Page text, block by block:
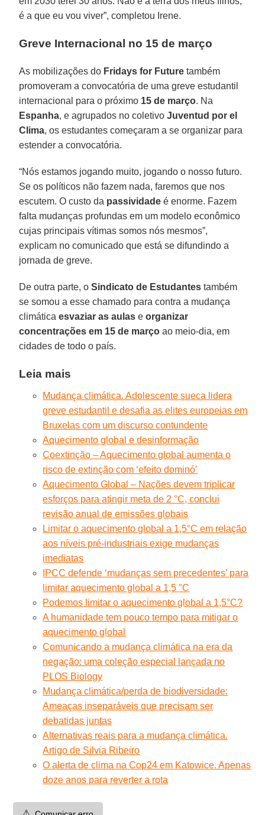
é a que eu vou viver”, completou Irene.
Greve Internacional no 15 de março
As mobilizações do Fridays for Future também
promoveram a convocatória de uma greve estudantil
internacional para o próximo 15 de março. Na
Espanha, e agrupados no coletivoJuventud por el
Clima, os estudantes começaram a se organizar para
estender a convocatória.
“Nós estamos jogando muito, jogando o nosso futuro.
Se os políticos não fazem nada, faremos que nos
escutem. O custo da passividade é enorme. Fazem
falta mudanças profundas em um modelo econômico
cujas principais vítimas somos nós mesmos”,
explicam no comunicado que está se difundindo a
jornada de greve.
De outra parte, oSindicato de Estudantes também
se somou a esse chamado para contra a mudança
climáticaesvaziar as aulas eorganizar
concentrações em 15 de março ao meio-dia, em
cidades de todo o país.
Leia mais
Mudança climática. Adolescente sueca lidera
greve estudantil e desafia as elites europeias em
Bruxelas com um discurso contundente
Aquecimento global e desinformação
Coextinção – Aquecimento global aumenta o
risco de extinção com ‘efeito dominó’
Aquecimento Global – Nações devem triplicar
esforços para atingir meta de 2 °C, conclui
revisão anual de emissões globais
Limitar o aquecimento global a 1,5°C em relação
aos níveis pré-industriais exige mudanças
imediatas
IPCC defende ‘mudanças sem precedentes’ para
limitar aquecimento global a 1,5 °C
Podemos limitar o aquecimento global a 1,5°C?
A humanidade tem pouco tempo para mitigar o
aquecimento global
Comunicando a mudança climática na era da
negação: uma coleção especial lançada no
PLOS Biology
Mudança climática/perda de biodiversidade:
Ameaças inseparáveis que precisam ser
debatidas juntas
Alternativas reais para a mudança climática.
Artigo de Silvia Ribeiro
O alerta de clima na Cop24 em Katowice. Apenas
doze anos para reverter a rota
⚠️